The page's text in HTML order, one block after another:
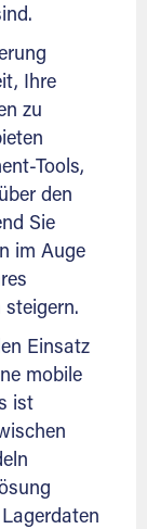
Ihre
zu
Tools,
den
Sie
im Auge
Einsatz
mobile
ist